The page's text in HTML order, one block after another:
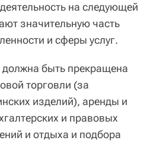
на следующей
значительную часть
и сферы услуг.
быть прекращена
торговли (за
изделий), аренды и
и правовых
и отдыха и подбора